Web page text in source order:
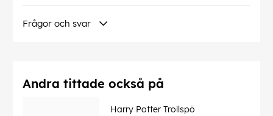
Frågor och svar
Andra tittade också på
Harry Potter Trollspö